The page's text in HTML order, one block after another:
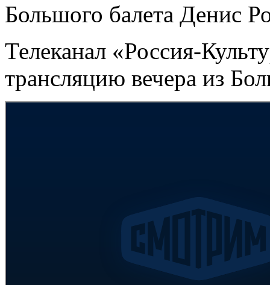
Большого балета Денис
Телеканал «Россия-
трансляцию вечера из